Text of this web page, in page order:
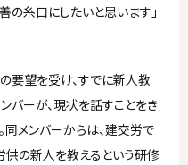
の糸口にしたいと思います」
要望を受け、すでに新人教
バーが、現状を話すことをき
同メンバーからは、建交労で
供の新人を教えるという研修